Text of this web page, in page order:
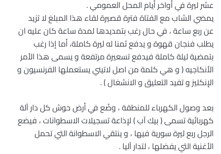
عشر ليرة في أواخر أيام المحل العمومي .
يمضي الشاب مع الفتاة فترة قصيرة لقاء هذا المبلغ لا تزيد
عن ربع ساعة ، في حال رغب بتمديدها لمدة ساعة كان عليه ان
يطلب فنجان قهوة و يدفع ثمنا له ليرة كاملة، أما إذا رغب
بتمضية ليلة كاملة فيدفع تسعيرة مرتفعة و يسمى هذا الأمر
الأنكاجيه ( و هي كلمة من اصل لاتيني يستعملها الفرنسيون و
الإنكليز و تفيد التعليق و الانشغال ) .
بعد وصول الكهرباء للمنطقة ، وضُع في أرض حوش كل دار آلة
كهربائية تسمى ( بيك آب ) لإذاعة تسجيلات الاسطوانات ، فيضع
الرجل ربع ليرة سورية فيها ، و ينتقي الاسطوانة التي تحمل
الأغنية التي يفضلها ، لتدار آليا .